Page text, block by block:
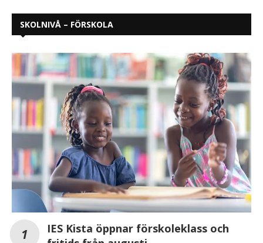
SKOLNIVÅ – FÖRSKOLA
IES Kista öppnar förskoleklass och